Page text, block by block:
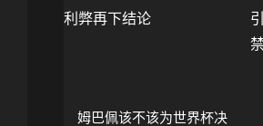
姆巴佩该不该为世界杯决